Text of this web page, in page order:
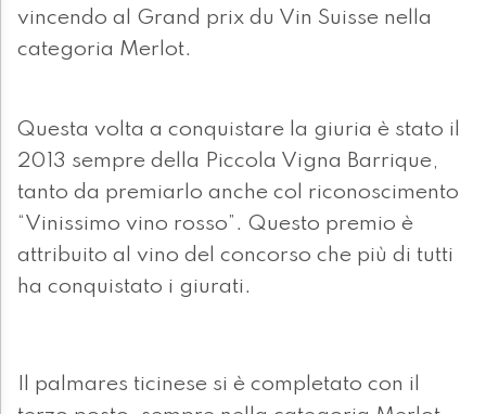
vincendo al Grand prix du Vin Suisse nella
categoria Merlot.
Questa volta a conquistare la giuria è stato il
2013 sempre della Piccola Vigna Barrique,
tanto da premiarlo anche col riconoscimento
“Vinissimo vino rosso”. Questo premio è
attribuito al vino del concorso che più di tutti
ha conquistato i giurati.
Il palmares ticinese si è completato con il